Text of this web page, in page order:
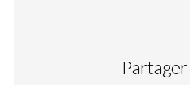
Partager